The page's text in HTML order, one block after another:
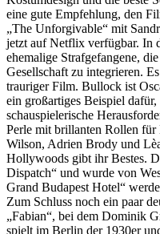
eine gute Empfehlung, den
„The Unforgivable“ mit
jetzt auf Netflix verfügbar. In
ehemalige Strafgefangene,
Gesellschaft zu integrieren.
trauriger Film. Bullock ist
ein großartiges Beispiel
schauspielerische
Perle mit brillanten Rollen
Wilson, Adrien Brody und
Hollywoods gibt ihr Bestes.
Dispatch“ und wurde von
Grand Budapest Hotel“
Zum Schluss noch ein paar
„Fabian“, bei dem Dominik
spielt im Berlin der 1930er